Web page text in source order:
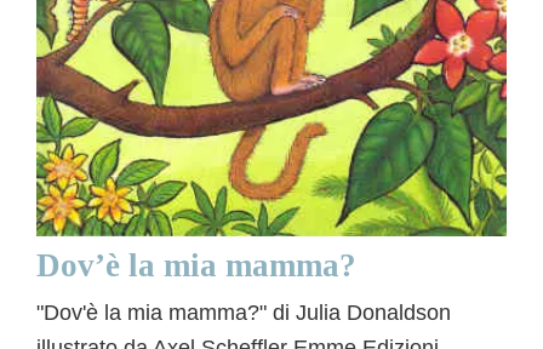
Dov’è la mia mamma?
"Dov'è la mia mamma?" di Julia Donaldson